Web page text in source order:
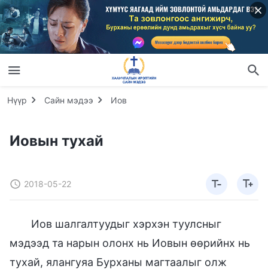
Нүүр Сайн мэдээ Иов
Иовын тухай
2018-05-22
Иов шалгалтуудыг хэрхэн туулсныг
мэдээд та нарын олонх нь Иовын өөрийнх нь
тухай, ялангуяа Бурханы магтаалыг олж